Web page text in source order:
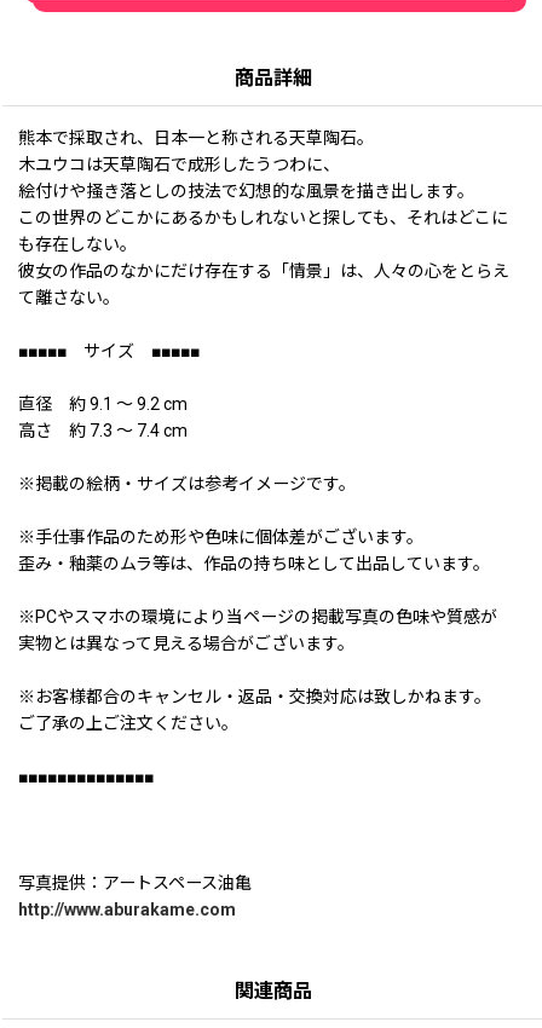
商品詳細
熊本で採取され、日本一と称される天草陶石。
木ユウコは天草陶石で成形したうつわに、
絵付けや掻き落としの技法で幻想的な風景を描き出します。
この世界のどこかにあるかもしれないと探しても、それはどこに
も存在しない。
彼女の作品のなかにだけ存在する「情景」は、人々の心をとらえ
て離さない。
■■■■■ サイズ ■■■■■
直径 約 9.1 〜 9.2 cm
高さ 約 7.3 〜 7.4 cm
※掲載の絵柄・サイズは参考イメージです。
※手仕事作品のため形や色味に個体差がございます。
歪み・釉薬のムラ等は、作品の持ち味として出品しています。
※PCやスマホの環境により当ページの掲載写真の色味や質感が
実物とは異なって見える場合がございます。
※お客様都合のキャンセル・返品・交換対応は致しかねます。
ご了承の上ご注文ください。
■■■■■■■■■■■■■■
写真提供：アートスペース油亀
http://www.aburakame.com
関連商品